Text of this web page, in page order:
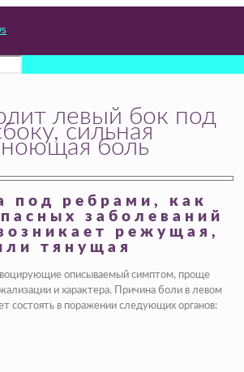
левый бок под
сильная
боль
под ребрами, как
заболеваний
режущая,
тянущая
описываемый симптом, проще
и характера. Причина боли в левом
состоять в поражении следующих органов: